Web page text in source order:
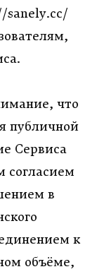
sanely.cc/
что
публичной
Сервиса
согласием
в
к
объёме,